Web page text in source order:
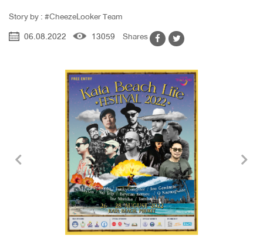
Story by : #CheezeLooker Team
06.08.2022
13059 Shares